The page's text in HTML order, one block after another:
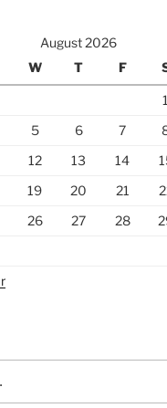
August 2026
W T F
1
5 6 7
12 13 14
19 20 21
26 27 28